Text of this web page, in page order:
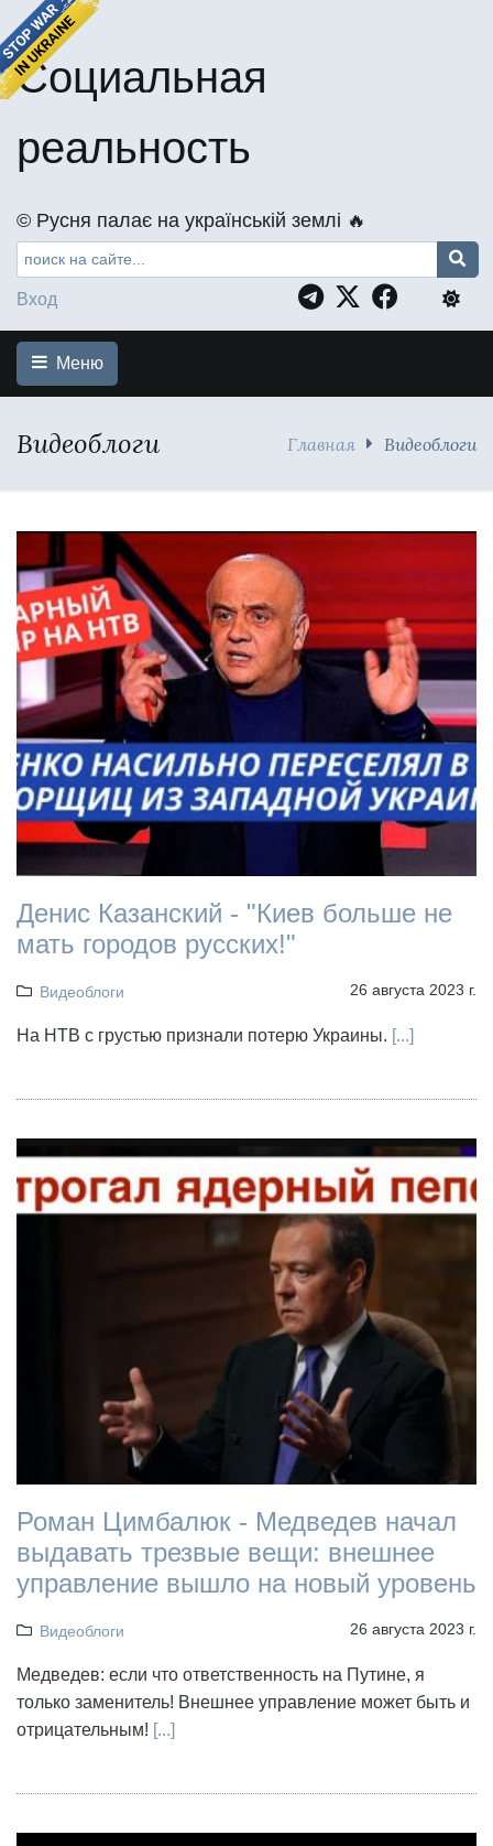
Социальная
реальность
©️ Русня палає на українській землі 🔥
Вход
Меню
Видеоблоги Главная Видеоблоги
Денис Казанский - "Киев больше не
мать городов русских!"
Видеоблоги 26 августа 2023 г.
На НТВ с грустью признали потерю Украины. [...]
Роман Цимбалюк - Медведев начал
выдавать трезвые вещи: внешнее
управление вышло на новый уровень
Видеоблоги 26 августа 2023 г.
Медведев: если что ответственность на Путине, я
только заменитель! Внешнее управление может быть и
отрицательным! [...]